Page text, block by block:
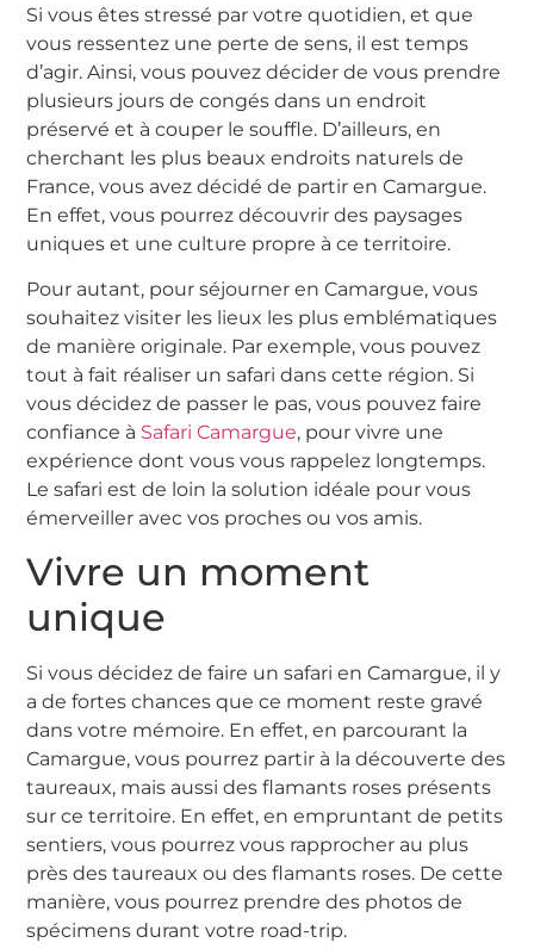
Si vous êtes stressé par votre quotidien, et que
vous ressentez une perte de sens, il est temps
d’agir. Ainsi, vous pouvez décider de vous prendre
plusieurs jours de congés dans un endroit
préservé et à couper le souffle. D’ailleurs, en
cherchant les plus beaux endroits naturels de
France, vous avez décidé de partir en Camargue.
En effet, vous pourrez découvrir des paysages
uniques et une culture propre à ce territoire.
Pour autant, pour séjourner en Camargue, vous
souhaitez visiter les lieux les plus emblématiques
de manière originale. Par exemple, vous pouvez
tout à fait réaliser un safari dans cette région. Si
vous décidez de passer le pas, vous pouvez faire
confiance à Safari Camargue, pour vivre une
expérience dont vous vous rappelez longtemps.
Le safari est de loin la solution idéale pour vous
émerveiller avec vos proches ou vos amis.
Vivre un moment
unique
Si vous décidez de faire un safari en Camargue, il y
a de fortes chances que ce moment reste gravé
dans votre mémoire. En effet, en parcourant la
Camargue, vous pourrez partir à la découverte des
taureaux, mais aussi des flamants roses présents
sur ce territoire. En effet, en empruntant de petits
sentiers, vous pourrez vous rapprocher au plus
près des taureaux ou des flamants roses. De cette
manière, vous pourrez prendre des photos de
spécimens durant votre road-trip.